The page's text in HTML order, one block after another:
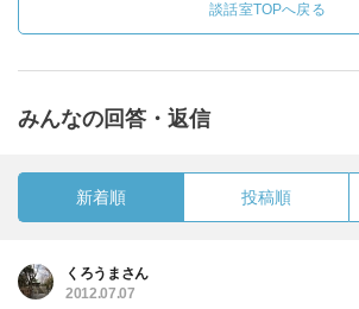
談話室TOPへ戻る
みんなの回答・返信
新着順 投稿順
くろうまさん
2012.07.07